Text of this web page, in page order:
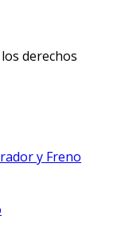
derechos
y Freno